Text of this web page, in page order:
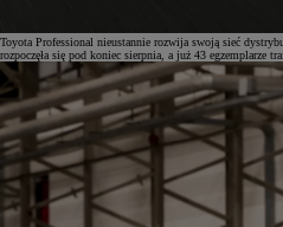
Toyota Professional nieustannie rozwija swoją sieć
rozpoczęła się pod koniec sierpnia, a już 43 egzemplarze